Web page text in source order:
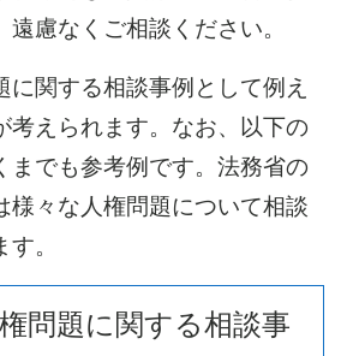
遠慮なくご相談ください。
に関する相談事例として例え
考えられます。なお、以下の
までも参考例です。法務省の
様々な人権問題について相談
。
権問題に関する相談事